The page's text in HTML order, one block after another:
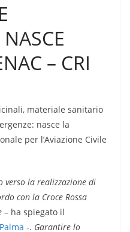
– CRI
materiale sanitario
nasce la
per l’Aviazione Civile
verso la realizzazione di
con la Croce Rossa
– ha spiegato il
-. Garantire lo